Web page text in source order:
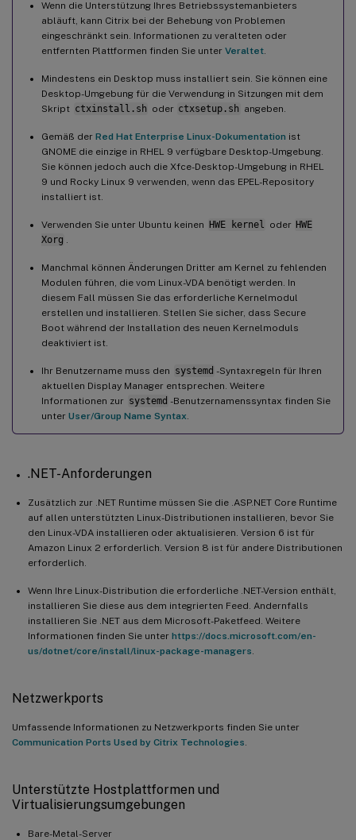
Wenn die Unterstützung Ihres Betriebssystemanbieters
abläuft, kann Citrix bei der Behebung von Problemen
eingeschränkt sein. Informationen zu veralteten oder
entfernten Plattformen finden Sie unter Veraltet
Mindestens ein Desktop muss installiert sein. Sie können eine
Desktop-Umgebung für die Verwendung in Sitzungen mit dem
Skript ctxinstall.sh oder ctxsetup.sh angeben.
Gemäß der Red Hat Enterprise Linux-Dokumentation ist
GNOME die einzige in RHEL 9 verfügbare Desktop-Umgebung.
Sie können jedoch auch die Xfce-Desktop-Umgebung in RHEL
9 und Rocky Linux 9 verwenden, wenn das EPEL-Repository
installiert ist.
Verwenden Sie unter Ubuntu keinen HWE kernel oder HWE
Xorg
Manchmal können Änderungen Dritter am Kernel zu fehlenden
Modulen führen, die vom Linux-VDA benötigt werden. In
diesem Fall müssen Sie das erforderliche Kernelmodul
erstellen und installieren. Stellen Sie sicher, dass Secure
Boot während der Installation des neuen Kernelmoduls
deaktiviert ist.
Ihr Benutzername muss den systemd -Syntaxregeln für Ihren
aktuellen Display Manager entsprechen. Weitere
Informationen zur systemd -Benutzernamenssyntax finden Sie
unter User/Group Name Syntax
.NET-Anforderungen
Zusätzlich zur .NET Runtime müssen Sie die .ASP.NET Core Runtime
auf allen unterstützten Linux-Distributionen installieren, bevor Sie
den Linux-VDA installieren oder aktualisieren. Version 6 ist für
Amazon Linux 2 erforderlich. Version 8 ist für andere Distributionen
erforderlich.
Wenn Ihre Linux-Distribution die erforderliche .NET-Version enthält,
installieren Sie diese aus dem integrierten Feed. Andernfalls
installieren Sie .NET aus dem Microsoft-Paketfeed. Weitere
Informationen finden Sie unter https://docs.microsoft.com/en-
us/dotnet/core/install/linux-package-managers
Netzwerkports
Umfassende Informationen zu Netzwerkports finden Sie unter
Communication Ports Used by Citrix Technologies
Unterstützte Hostplattformen und
Virtualisierungsumgebungen
Bare-Metal-Server